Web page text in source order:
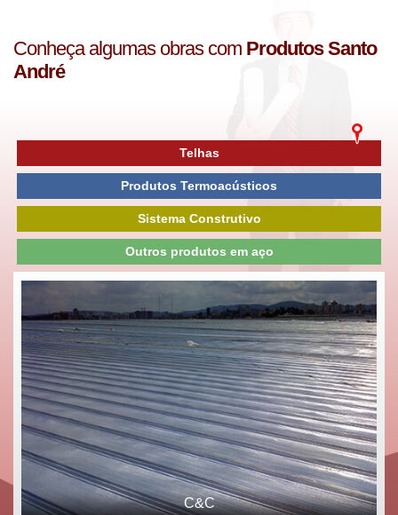
Conheça algumas obras com Produtos Santo
André
Telhas
Produtos Termoacústicos
Sistema Construtivo
Outros produtos em aço
C&C